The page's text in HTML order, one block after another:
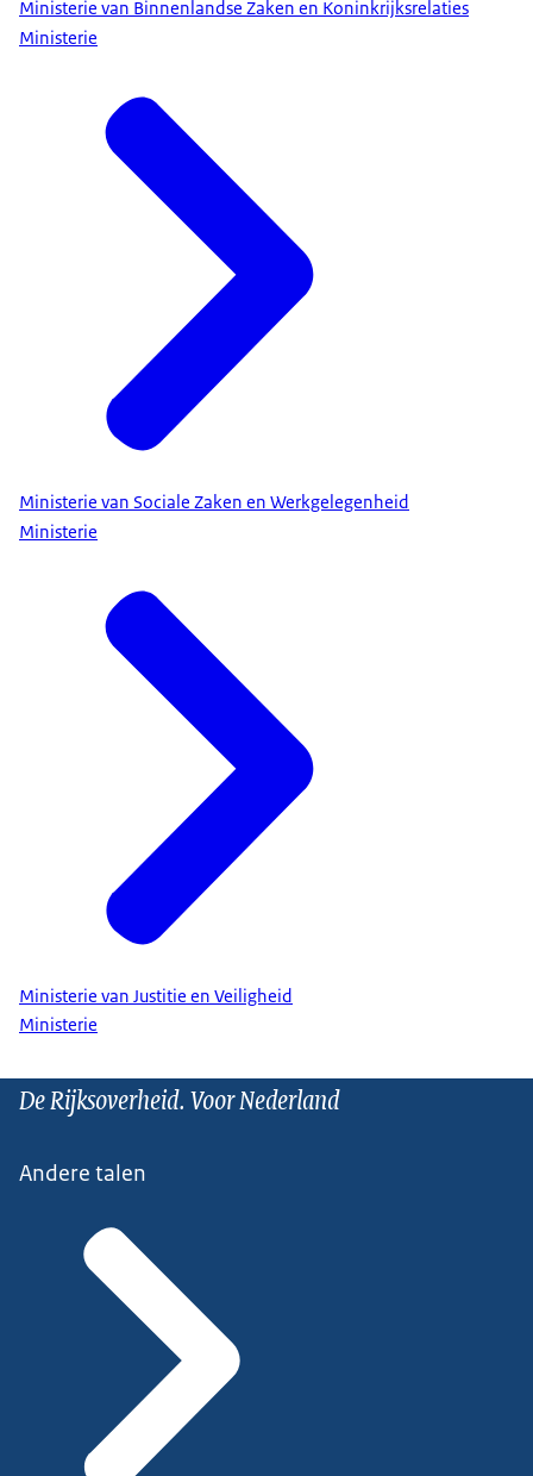
Ministerie van Binnenlandse Zaken en Koninkrijksrelaties
Ministerie
Ministerie van Sociale Zaken en Werkgelegenheid
Ministerie
Ministerie van Justitie en Veiligheid
Ministerie
De Rijksoverheid. Voor Nederland
Andere talen